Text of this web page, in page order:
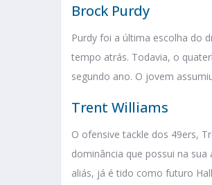
Brock Purdy
Purdy foi a última escolha do
tempo atrás. Todavia, o
segundo ano. O jovem
Trent Williams
O ofensive tackle dos 49ers,
dominância que possui na
aliás, já é tido como futuro